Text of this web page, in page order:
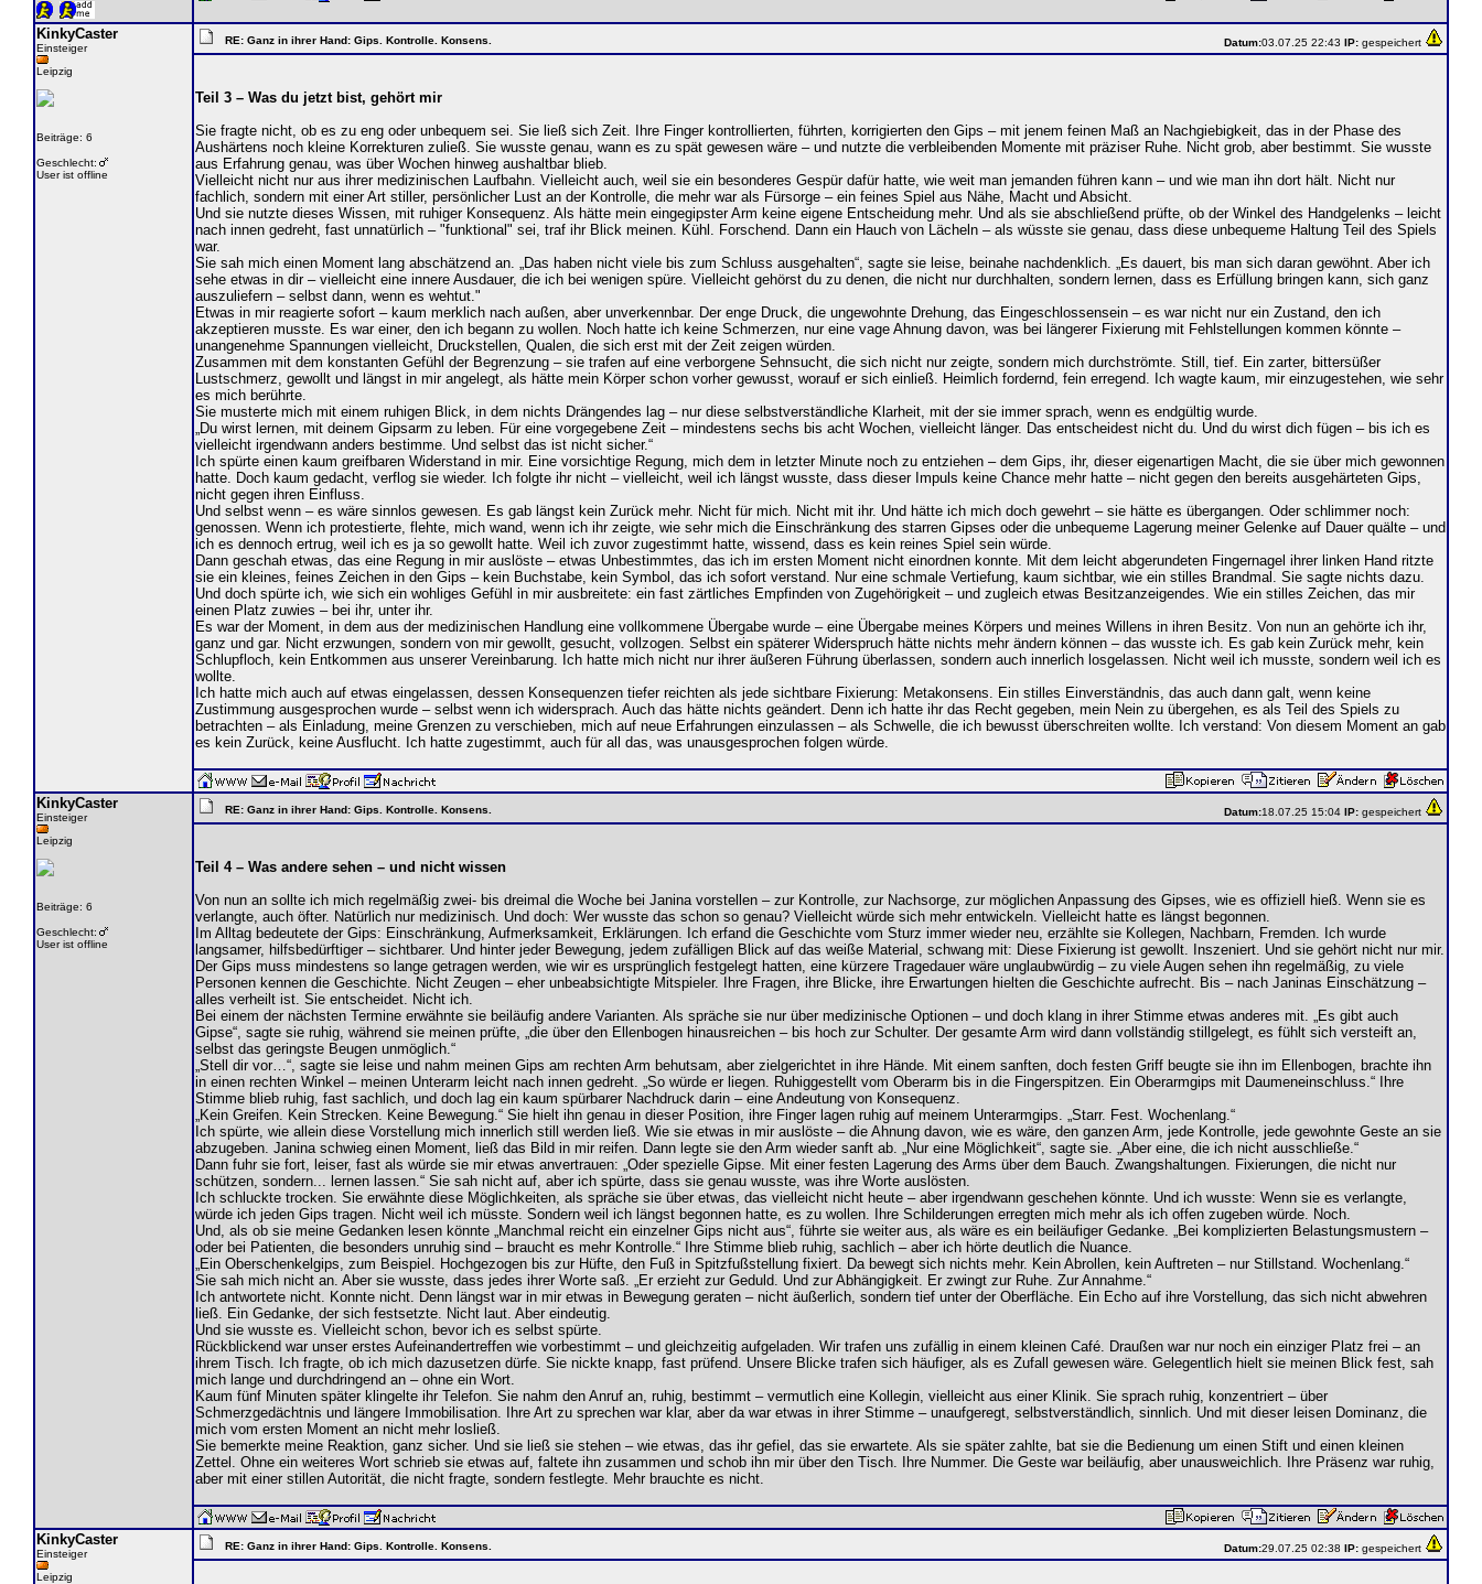
KinkyCaster
Einsteiger
Leipzig
Beiträge: 6
Geschlecht:
User ist offline
RE: Ganz in ihrer Hand: Gips. Kontrolle. Konsens. Datum:03.07.25 22:43 IP: gespeichert
Teil 3 – Was du jetzt bist, gehört mir
Sie fragte nicht, ob es zu eng oder unbequem sei. Sie ließ sich Zeit. Ihre Finger kontrollierten, führten, korrigierten den Gips – mit jenem feinen Maß an Nachgiebigkeit, das in der Phase des
Aushärtens noch kleine Korrekturen zuließ. Sie wusste genau, wann es zu spät gewesen wäre – und nutzte die verbleibenden Momente mit präziser Ruhe. Nicht grob, aber bestimmt. Sie wusste
aus Erfahrung genau, was über Wochen hinweg aushaltbar blieb.
Vielleicht nicht nur aus ihrer medizinischen Laufbahn. Vielleicht auch, weil sie ein besonderes Gespür dafür hatte, wie weit man jemanden führen kann – und wie man ihn dort hält. Nicht nur
fachlich, sondern mit einer Art stiller, persönlicher Lust an der Kontrolle, die mehr war als Fürsorge – ein feines Spiel aus Nähe, Macht und Absicht.
Und sie nutzte dieses Wissen, mit ruhiger Konsequenz. Als hätte mein eingegipster Arm keine eigene Entscheidung mehr. Und als sie abschließend prüfte, ob der Winkel des Handgelenks – leicht
nach innen gedreht, fast unnatürlich – "funktional" sei, traf ihr Blick meinen. Kühl. Forschend. Dann ein Hauch von Lächeln – als wüsste sie genau, dass diese unbequeme Haltung Teil des Spiels
war.
Sie sah mich einen Moment lang abschätzend an. „Das haben nicht viele bis zum Schluss ausgehalten“, sagte sie leise, beinahe nachdenklich. „Es dauert, bis man sich daran gewöhnt. Aber ich
sehe etwas in dir – vielleicht eine innere Ausdauer, die ich bei wenigen spüre. Vielleicht gehörst du zu denen, die nicht nur durchhalten, sondern lernen, dass es Erfüllung bringen kann, sich ganz
auszuliefern – selbst dann, wenn es wehtut."
Etwas in mir reagierte sofort – kaum merklich nach außen, aber unverkennbar. Der enge Druck, die ungewohnte Drehung, das Eingeschlossensein – es war nicht nur ein Zustand, den ich
akzeptieren musste. Es war einer, den ich begann zu wollen. Noch hatte ich keine Schmerzen, nur eine vage Ahnung davon, was bei längerer Fixierung mit Fehlstellungen kommen könnte –
unangenehme Spannungen vielleicht, Druckstellen, Qualen, die sich erst mit der Zeit zeigen würden.
Zusammen mit dem konstanten Gefühl der Begrenzung – sie trafen auf eine verborgene Sehnsucht, die sich nicht nur zeigte, sondern mich durchströmte. Still, tief. Ein zarter, bittersüßer
Lustschmerz, gewollt und längst in mir angelegt, als hätte mein Körper schon vorher gewusst, worauf er sich einließ. Heimlich fordernd, fein erregend. Ich wagte kaum, mir einzugestehen, wie sehr
es mich berührte.
Sie musterte mich mit einem ruhigen Blick, in dem nichts Drängendes lag – nur diese selbstverständliche Klarheit, mit der sie immer sprach, wenn es endgültig wurde.
„Du wirst lernen, mit deinem Gipsarm zu leben. Für eine vorgegebene Zeit – mindestens sechs bis acht Wochen, vielleicht länger. Das entscheidest nicht du. Und du wirst dich fügen – bis ich es
vielleicht irgendwann anders bestimme. Und selbst das ist nicht sicher.“
Ich spürte einen kaum greifbaren Widerstand in mir. Eine vorsichtige Regung, mich dem in letzter Minute noch zu entziehen – dem Gips, ihr, dieser eigenartigen Macht, die sie über mich gewonnen
hatte. Doch kaum gedacht, verflog sie wieder. Ich folgte ihr nicht – vielleicht, weil ich längst wusste, dass dieser Impuls keine Chance mehr hatte – nicht gegen den bereits ausgehärteten Gips,
nicht gegen ihren Einfluss.
Und selbst wenn – es wäre sinnlos gewesen. Es gab längst kein Zurück mehr. Nicht für mich. Nicht mit ihr. Und hätte ich mich doch gewehrt – sie hätte es übergangen. Oder schlimmer noch:
genossen. Wenn ich protestierte, flehte, mich wand, wenn ich ihr zeigte, wie sehr mich die Einschränkung des starren Gipses oder die unbequeme Lagerung meiner Gelenke auf Dauer quälte – und
ich es dennoch ertrug, weil ich es ja so gewollt hatte. Weil ich zuvor zugestimmt hatte, wissend, dass es kein reines Spiel sein würde.
Dann geschah etwas, das eine Regung in mir auslöste – etwas Unbestimmtes, das ich im ersten Moment nicht einordnen konnte. Mit dem leicht abgerundeten Fingernagel ihrer linken Hand ritzte
sie ein kleines, feines Zeichen in den Gips – kein Buchstabe, kein Symbol, das ich sofort verstand. Nur eine schmale Vertiefung, kaum sichtbar, wie ein stilles Brandmal. Sie sagte nichts dazu.
Und doch spürte ich, wie sich ein wohliges Gefühl in mir ausbreitete: ein fast zärtliches Empfinden von Zugehörigkeit – und zugleich etwas Besitzanzeigendes. Wie ein stilles Zeichen, das mir
einen Platz zuwies – bei ihr, unter ihr.
Es war der Moment, in dem aus der medizinischen Handlung eine vollkommene Übergabe wurde – eine Übergabe meines Körpers und meines Willens in ihren Besitz. Von nun an gehörte ich ihr,
ganz und gar. Nicht erzwungen, sondern von mir gewollt, gesucht, vollzogen. Selbst ein späterer Widerspruch hätte nichts mehr ändern können – das wusste ich. Es gab kein Zurück mehr, kein
Schlupfloch, kein Entkommen aus unserer Vereinbarung. Ich hatte mich nicht nur ihrer äußeren Führung überlassen, sondern auch innerlich losgelassen. Nicht weil ich musste, sondern weil ich es
wollte.
Ich hatte mich auch auf etwas eingelassen, dessen Konsequenzen tiefer reichten als jede sichtbare Fixierung: Metakonsens. Ein stilles Einverständnis, das auch dann galt, wenn keine
Zustimmung ausgesprochen wurde – selbst wenn ich widersprach. Auch das hätte nichts geändert. Denn ich hatte ihr das Recht gegeben, mein Nein zu übergehen, es als Teil des Spiels zu
betrachten – als Einladung, meine Grenzen zu verschieben, mich auf neue Erfahrungen einzulassen – als Schwelle, die ich bewusst überschreiten wollte. Ich verstand: Von diesem Moment an gab
es kein Zurück, keine Ausflucht. Ich hatte zugestimmt, auch für all das, was unausgesprochen folgen würde.
KinkyCaster
Einsteiger
Leipzig
Beiträge: 6
Geschlecht:
User ist offline
RE: Ganz in ihrer Hand: Gips. Kontrolle. Konsens. Datum:18.07.25 15:04 IP: gespeichert
Teil 4 – Was andere sehen – und nicht wissen
Von nun an sollte ich mich regelmäßig zwei- bis dreimal die Woche bei Janina vorstellen – zur Kontrolle, zur Nachsorge, zur möglichen Anpassung des Gipses, wie es offiziell hieß. Wenn sie es
verlangte, auch öfter. Natürlich nur medizinisch. Und doch: Wer wusste das schon so genau? Vielleicht würde sich mehr entwickeln. Vielleicht hatte es längst begonnen.
Im Alltag bedeutete der Gips: Einschränkung, Aufmerksamkeit, Erklärungen. Ich erfand die Geschichte vom Sturz immer wieder neu, erzählte sie Kollegen, Nachbarn, Fremden. Ich wurde
langsamer, hilfsbedürftiger – sichtbarer. Und hinter jeder Bewegung, jedem zufälligen Blick auf das weiße Material, schwang mit: Diese Fixierung ist gewollt. Inszeniert. Und sie gehört nicht nur mir.
Der Gips muss mindestens so lange getragen werden, wie wir es ursprünglich festgelegt hatten, eine kürzere Tragedauer wäre unglaubwürdig – zu viele Augen sehen ihn regelmäßig, zu viele
Personen kennen die Geschichte. Nicht Zeugen – eher unbeabsichtigte Mitspieler. Ihre Fragen, ihre Blicke, ihre Erwartungen hielten die Geschichte aufrecht. Bis – nach Janinas Einschätzung –
alles verheilt ist. Sie entscheidet. Nicht ich.
Bei einem der nächsten Termine erwähnte sie beiläufig andere Varianten. Als spräche sie nur über medizinische Optionen – und doch klang in ihrer Stimme etwas anderes mit. „Es gibt auch
Gipse“, sagte sie ruhig, während sie meinen prüfte, „die über den Ellenbogen hinausreichen – bis hoch zur Schulter. Der gesamte Arm wird dann vollständig stillgelegt, es fühlt sich versteift an,
selbst das geringste Beugen unmöglich.“
„Stell dir vor…“, sagte sie leise und nahm meinen Gips am rechten Arm behutsam, aber zielgerichtet in ihre Hände. Mit einem sanften, doch festen Griff beugte sie ihn im Ellenbogen, brachte ihn
in einen rechten Winkel – meinen Unterarm leicht nach innen gedreht. „So würde er liegen. Ruhiggestellt vom Oberarm bis in die Fingerspitzen. Ein Oberarmgips mit Daumeneinschluss.“ Ihre
Stimme blieb ruhig, fast sachlich, und doch lag ein kaum spürbarer Nachdruck darin – eine Andeutung von Konsequenz.
„Kein Greifen. Kein Strecken. Keine Bewegung.“ Sie hielt ihn genau in dieser Position, ihre Finger lagen ruhig auf meinem Unterarmgips. „Starr. Fest. Wochenlang.“
Ich spürte, wie allein diese Vorstellung mich innerlich still werden ließ. Wie sie etwas in mir auslöste – die Ahnung davon, wie es wäre, den ganzen Arm, jede Kontrolle, jede gewohnte Geste an sie
abzugeben. Janina schwieg einen Moment, ließ das Bild in mir reifen. Dann legte sie den Arm wieder sanft ab. „Nur eine Möglichkeit“, sagte sie. „Aber eine, die ich nicht ausschließe.“
Dann fuhr sie fort, leiser, fast als würde sie mir etwas anvertrauen: „Oder spezielle Gipse. Mit einer festen Lagerung des Arms über dem Bauch. Zwangshaltungen. Fixierungen, die nicht nur
schützen, sondern... lernen lassen.“ Sie sah nicht auf, aber ich spürte, dass sie genau wusste, was ihre Worte auslösten.
Ich schluckte trocken. Sie erwähnte diese Möglichkeiten, als spräche sie über etwas, das vielleicht nicht heute – aber irgendwann geschehen könnte. Und ich wusste: Wenn sie es verlangte,
würde ich jeden Gips tragen. Nicht weil ich müsste. Sondern weil ich längst begonnen hatte, es zu wollen. Ihre Schilderungen erregten mich mehr als ich offen zugeben würde. Noch.
Und, als ob sie meine Gedanken lesen könnte „Manchmal reicht ein einzelner Gips nicht aus“, führte sie weiter aus, als wäre es ein beiläufiger Gedanke. „Bei komplizierten Belastungsmustern –
oder bei Patienten, die besonders unruhig sind – braucht es mehr Kontrolle.“ Ihre Stimme blieb ruhig, sachlich – aber ich hörte deutlich die Nuance.
„Ein Oberschenkelgips, zum Beispiel. Hochgezogen bis zur Hüfte, den Fuß in Spitzfußstellung fixiert. Da bewegt sich nichts mehr. Kein Abrollen, kein Auftreten – nur Stillstand. Wochenlang.“
Sie sah mich nicht an. Aber sie wusste, dass jedes ihrer Worte saß. „Er erzieht zur Geduld. Und zur Abhängigkeit. Er zwingt zur Ruhe. Zur Annahme.“
Ich antwortete nicht. Konnte nicht. Denn längst war in mir etwas in Bewegung geraten – nicht äußerlich, sondern tief unter der Oberfläche. Ein Echo auf ihre Vorstellung, das sich nicht abwehren
ließ. Ein Gedanke, der sich festsetzte. Nicht laut. Aber eindeutig.
Und sie wusste es. Vielleicht schon, bevor ich es selbst spürte.
Rückblickend war unser erstes Aufeinandertreffen wie vorbestimmt – und gleichzeitig aufgeladen. Wir trafen uns zufällig in einem kleinen Café. Draußen war nur noch ein einziger Platz frei – an
ihrem Tisch. Ich fragte, ob ich mich dazusetzen dürfe. Sie nickte knapp, fast prüfend. Unsere Blicke trafen sich häufiger, als es Zufall gewesen wäre. Gelegentlich hielt sie meinen Blick fest, sah
mich lange und durchdringend an – ohne ein Wort.
Kaum fünf Minuten später klingelte ihr Telefon. Sie nahm den Anruf an, ruhig, bestimmt – vermutlich eine Kollegin, vielleicht aus einer Klinik. Sie sprach ruhig, konzentriert – über
Schmerzgedächtnis und längere Immobilisation. Ihre Art zu sprechen war klar, aber da war etwas in ihrer Stimme – unaufgeregt, selbstverständlich, sinnlich. Und mit dieser leisen Dominanz, die
mich vom ersten Moment an nicht mehr losließ.
Sie bemerkte meine Reaktion, ganz sicher. Und sie ließ sie stehen – wie etwas, das ihr gefiel, das sie erwartete. Als sie später zahlte, bat sie die Bedienung um einen Stift und einen kleinen
Zettel. Ohne ein weiteres Wort schrieb sie etwas auf, faltete ihn zusammen und schob ihn mir über den Tisch. Ihre Nummer. Die Geste war beiläufig, aber unausweichlich. Ihre Präsenz war ruhig,
aber mit einer stillen Autorität, die nicht fragte, sondern festlegte. Mehr brauchte es nicht.
KinkyCaster
Einsteiger
Leipzig
RE: Ganz in ihrer Hand: Gips. Kontrolle. Konsens. Datum:29.07.25 02:38 IP: gespeichert